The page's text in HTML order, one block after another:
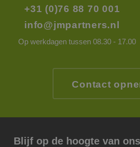
+31 (0)76 88 70 001
info@jmpartners.nl
Op werkdagen tussen 08.30 - 17.00
Contact
Blijf op de hoogte van